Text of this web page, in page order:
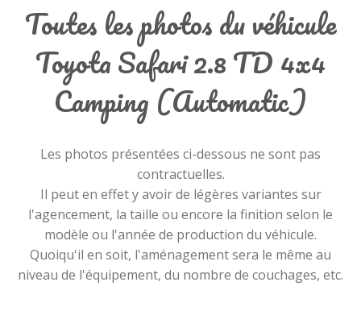
Toutes les photos du véhicule
Toyota Safari 2.8 TD 4x4
Camping (Automatic)
Les photos présentées ci-dessous ne sont pas
contractuelles.
Il peut en effet y avoir de légères variantes sur
l'agencement, la taille ou encore la finition selon le
modèle ou l'année de production du véhicule.
Quoiqu'il en soit, l'aménagement sera le même au
niveau de l'équipement, du nombre de couchages, etc.